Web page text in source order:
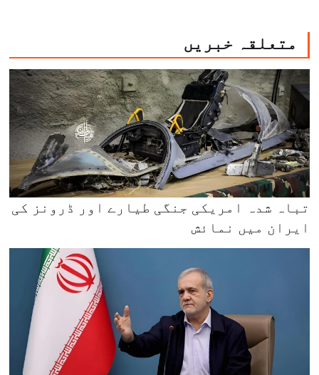
متعلقہ خبریں
تباہ شدہ امریکی جنگی طیارے اور ڈرونز کی
ایران میں نمائش